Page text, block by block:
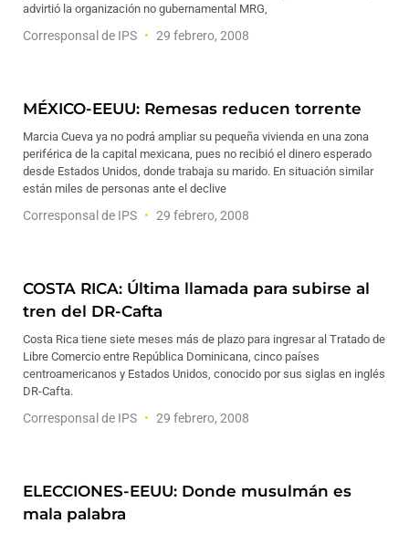
advirtió la organización no gubernamental MRG,
Corresponsal de IPS 29 febrero, 2008
MÉXICO-EEUU: Remesas reducen torrente
Marcia Cueva ya no podrá ampliar su pequeña vivienda en una zona
periférica de la capital mexicana, pues no recibió el dinero esperado
desde Estados Unidos, donde trabaja su marido. En situación similar
están miles de personas ante el declive
Corresponsal de IPS 29 febrero, 2008
COSTA RICA: Última llamada para subirse al
tren del DR-Cafta
Costa Rica tiene siete meses más de plazo para ingresar al Tratado de
Libre Comercio entre República Dominicana, cinco países
centroamericanos y Estados Unidos, conocido por sus siglas en inglés
DR-Cafta.
Corresponsal de IPS 29 febrero, 2008
ELECCIONES-EEUU: Donde musulmán es
mala palabra